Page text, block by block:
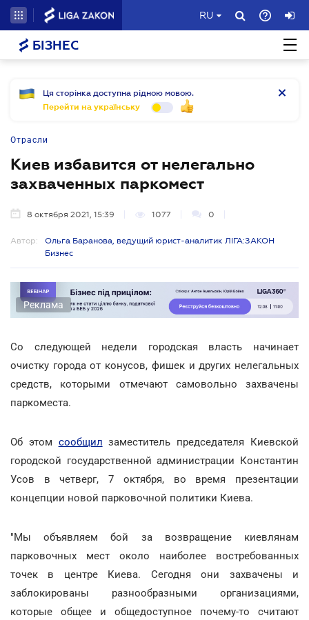
RU
БІЗНЕС
Ця сторінка доступна рідною мовою.
Перейти на українську
Отрасли
Киев избавится от нелегально
захваченных паркомест
8 октября 2021, 15:39 1077 0
Автор:
Ольга Баранова, ведущий юрист-аналитик ЛІГА:ЗАКОН
Бизнес
Реклама
Со следующей недели городская власть начинает
очистку города от конусов, фишек и других нелегальных
средств, которыми отмечают самовольно захвачены
паркоместа.
Об этом сообщил заместитель председателя Киевской
городской государственной администрации Константин
Усов в четверг, 7 октября, во время презентации
концепции новой парковочной политики Киева.
"Мы объявляем бой за возвращение киевлянам
парковочных мест около наиболее востребованных
точек в центре Киева. Сегодня они захвачены и
заблокированы разнообразными организациями,
которые общее и общедоступное почему-то считают